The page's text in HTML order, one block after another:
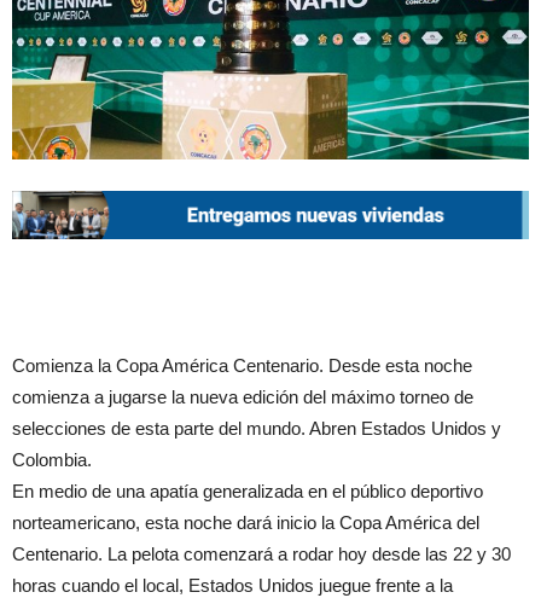
Comienza la Copa América Centenario. Desde esta noche
comienza a jugarse la nueva edición del máximo torneo de
selecciones de esta parte del mundo. Abren Estados Unidos y
Colombia.
En medio de una apatía generalizada en el público deportivo
norteamericano, esta noche dará inicio la Copa América del
Centenario. La pelota comenzará a rodar hoy desde las 22 y 30
horas cuando el local, Estados Unidos juegue frente a la